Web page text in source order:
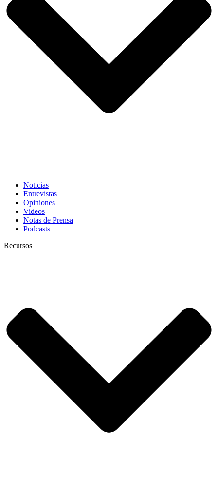
Noticias
Entrevistas
Opiniones
Videos
Notas de Prensa
Podcasts
Recursos